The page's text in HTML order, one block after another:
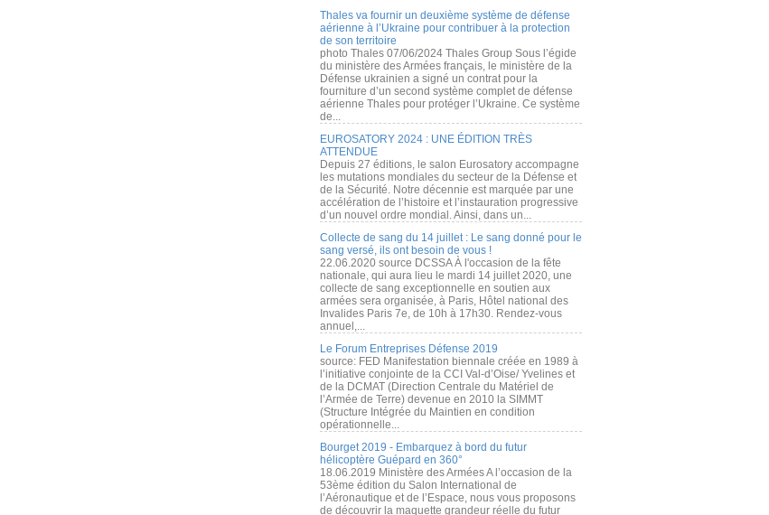
Thales va fournir un deuxième système de défense
aérienne à l’Ukraine pour contribuer à la protection
de son territoire
photo Thales 07/06/2024 Thales Group Sous l’égide
du ministère des Armées français, le ministère de la
Défense ukrainien a signé un contrat pour la
fourniture d’un second système complet de défense
aérienne Thales pour protéger l’Ukraine. Ce système
de...
EUROSATORY 2024 : UNE ÉDITION TRÈS
ATTENDUE
Depuis 27 éditions, le salon Eurosatory accompagne
les mutations mondiales du secteur de la Défense et
de la Sécurité. Notre décennie est marquée par une
accélération de l’histoire et l’instauration progressive
d’un nouvel ordre mondial. Ainsi, dans un...
Collecte de sang du 14 juillet : Le sang donné pour le
sang versé, ils ont besoin de vous !
22.06.2020 source DCSSA À l'occasion de la fête
nationale, qui aura lieu le mardi 14 juillet 2020, une
collecte de sang exceptionnelle en soutien aux
armées sera organisée, à Paris, Hôtel national des
Invalides Paris 7e, de 10h à 17h30. Rendez-vous
annuel,...
Le Forum Entreprises Défense 2019
source: FED Manifestation biennale créée en 1989 à
l’initiative conjointe de la CCI Val-d’Oise/ Yvelines et
de la DCMAT (Direction Centrale du Matériel de
l’Armée de Terre) devenue en 2010 la SIMMT
(Structure Intégrée du Maintien en condition
opérationnelle...
Bourget 2019 - Embarquez à bord du futur
hélicoptère Guépard en 360°
18.06.2019 Ministère des Armées A l’occasion de la
53ème édition du Salon International de
l’Aéronautique et de l’Espace, nous vous proposons
de découvrir la maquette grandeur réelle du futur